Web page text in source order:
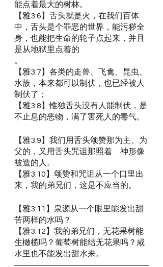
能点着最大的树林。
【雅3:6】舌头就是火，在我们百体
中，舌头是个罪恶的世界，能污秽全
身，也能把生命的轮子点起来，并且
是从地狱里点着的
。
【雅3:7】各类的走兽、飞禽、昆虫、
水族，本来都可以制伏，也已经被人
制伏了；
【雅3:8】惟独舌头没有人能制伏，是
不止息的恶物，满了害死人的毒气。
【雅3:9】我们用舌头颂赞那为主、为
父的，又用舌头咒诅那照着　神形像
被造的人。
【雅3:10】颂赞和咒诅从一个口里出
来，我的弟兄们，这是不应当的。
【雅3:11】泉源从一个眼里能发出甜
苦两样的水吗？
【雅3:12】我的弟兄们，无花果树能
生橄榄吗？葡萄树能结无花果吗？咸
水里也不能发出甜水来。